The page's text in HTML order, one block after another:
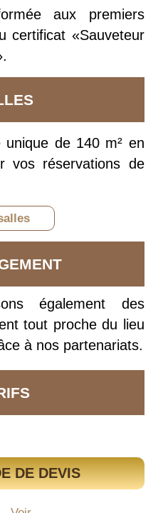
aux premiers
certificat «Sauveteur
unique de 140 m² en
vos réservations de
également des
tout proche du lieu
à nos partenariats.
DE DEVIS